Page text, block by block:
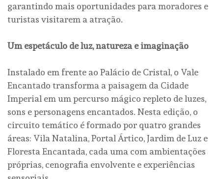
garantindo mais oportunidades para moradores e
turistas visitarem a atração.
Um espetáculo de luz, natureza e imaginação
Instalado em frente ao Palácio de Cristal, o Vale
Encantado transforma a paisagem da Cidade
Imperial em um percurso mágico repleto de luzes,
sons e personagens encantados. Nesta edição, o
circuito temático é formado por quatro grandes
áreas: Vila Natalina, Portal Ártico, Jardim de Luz e
Floresta Encantada, cada uma com ambientações
próprias, cenografia envolvente e experiências